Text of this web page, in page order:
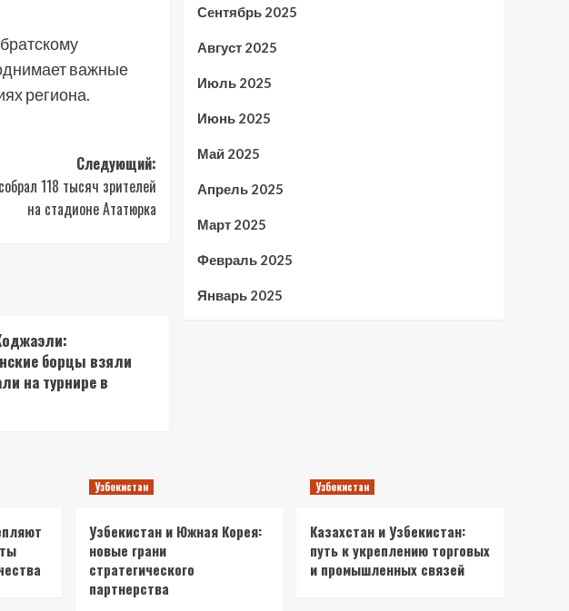
важные
региона.
Следующий:
118 тысяч зрителей
на стадионе Ататюрка
борцы взяли
на турнире в
Сентябрь 2025
Август 2025
Июль 2025
Июнь 2025
Май 2025
Апрель 2025
Март 2025
Февраль 2025
Январь 2025
Узбекистан
Узбекистан и Южная Корея:
новые грани
стратегического
партнерства
Узбекистан
Казахстан и Узбекистан:
путь к укреплению торговых
и промышленных связей